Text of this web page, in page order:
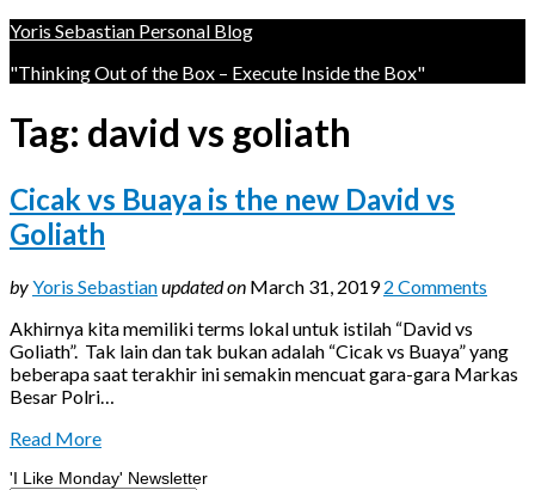
Yoris Sebastian Personal Blog
"Thinking Out of the Box – Execute Inside the Box"
Tag: david vs goliath
Cicak vs Buaya is the new David vs
Goliath
byYoris Sebastianupdated on March 31, 2019 2 Comments
Akhirnya kita memiliki terms lokal untuk istilah “David vs
Goliath”. Tak lain dan tak bukan adalah “Cicak vs Buaya” yang
beberapa saat terakhir ini semakin mencuat gara-gara Markas
Besar Polri…
Read More
'I Like Monday' Newsletter